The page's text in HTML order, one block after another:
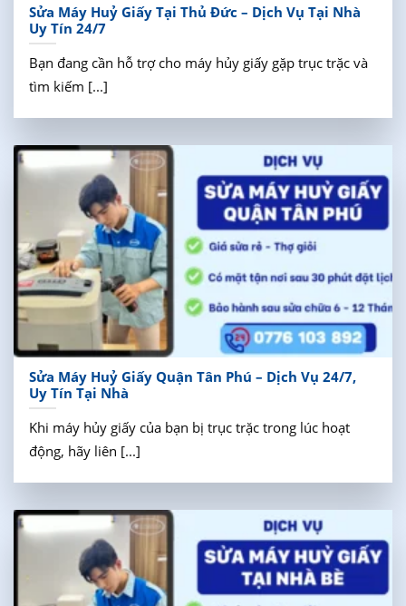
Sửa Máy Huỷ Giấy Tại Thủ Đức – Dịch Vụ Tại Nhà
Uy Tín 24/7
Bạn đang cần hỗ trợ cho máy hủy giấy gặp trục trặc và
tìm kiếm [...]
Sửa Máy Huỷ Giấy Quận Tân Phú – Dịch Vụ 24/7,
Uy Tín Tại Nhà
Khi máy hủy giấy của bạn bị trục trặc trong lúc hoạt
động, hãy liên [...]